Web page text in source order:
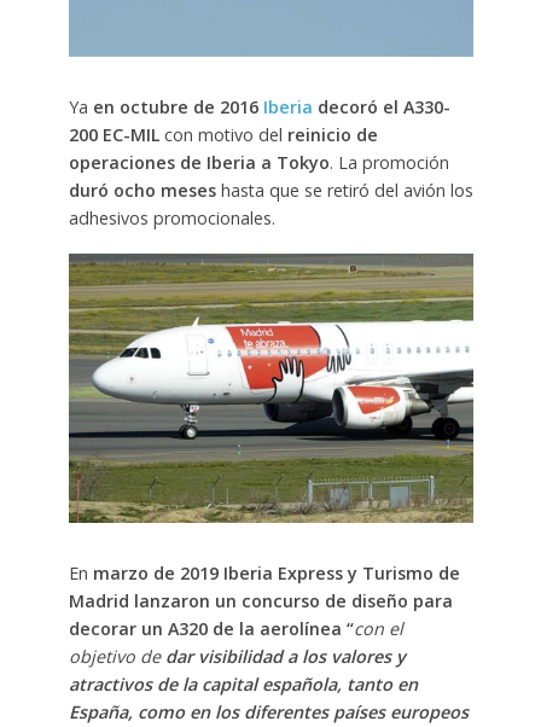
Ya en octubre de 2016 Iberia decoró el A330-
200 EC-MILcon motivo del reinicio de
operaciones de Iberia a Tokyo. La promoción
duró ocho meseshasta que se retiró del avión los
adhesivos promocionales.
En marzo de 2019 Iberia Express y Turismo de
Madrid lanzaron un concurso de diseño para
decorar un A320 de la aerolínea “con el
objetivo de dar visibilidad a los valores y
atractivos de la capital española, tanto en
España, como en los diferentes países europeos